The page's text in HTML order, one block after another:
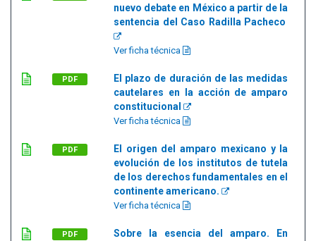
nuevo debate en México a partir de la
sentencia del Caso Radilla Pacheco
Ver ficha técnica
PDF
El plazo de duración de las medidas
cautelares en la acción de amparo
constitucional
Ver ficha técnica
PDF
El origen del amparo mexicano y la
evolución de los institutos de tutela
de los derechos fundamentales en el
continente americano.
Ver ficha técnica
PDF
Sobre la esencia del amparo. En